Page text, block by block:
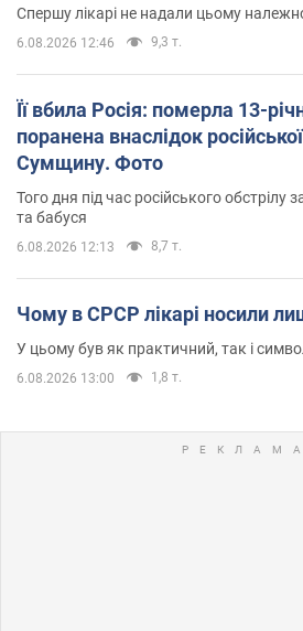
Спершу лікарі не надали цьому
6.08.2026 12:46 9,3 т.
Її вбила Росія: померла 13-
поранена внаслідок
Сумщину. Фото
Того дня під час російського обстрілу
та бабуся
6.08.2026 12:13 8,7 т.
Чому в СРСР лікарі носили
У цьому був як практичний, так і
6.08.2026 13:00 1,8 т.